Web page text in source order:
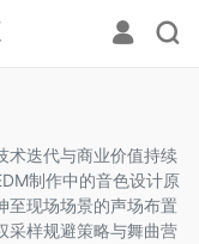
术迭代与商业价值持续
制作中的音色设计原
至现场场景的声场布置
采样规避策略与舞曲营